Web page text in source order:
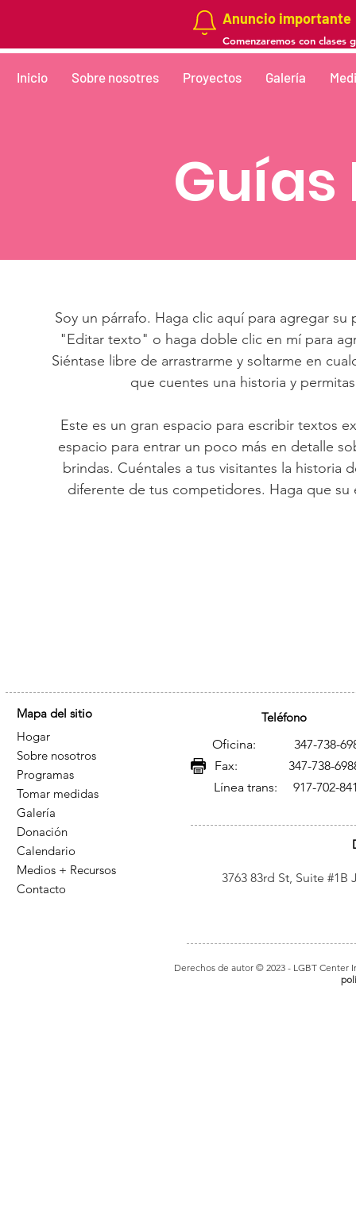
Anuncio importante
Comenzaremos con
Inicio Sobre nosotres Proyectos Galería
Guías
Soy un párrafo. Haga clic aquí para agregar
"Editar texto" o haga doble clic en mí para
Siéntase libre de arrastrarme y soltarme en
que cuentes una historia y
Este es un gran espacio para escribir textos
espacio para entrar un poco más en detalle
brindas. Cuéntales a tus visitantes la
diferente de tus competidores. Haga que su
Mapa del sitio
Hogar
Sobre nosotros
Programas
Tomar medidas
Galería
Donación
Calendario
Medios + Recursos
Contacto
Teléfono
Oficina: 347-738-
Fax: 347-738-
Línea trans: 917-702-
3763 83rd St, Suite
Derechos de autor © 2023- LGBT Center